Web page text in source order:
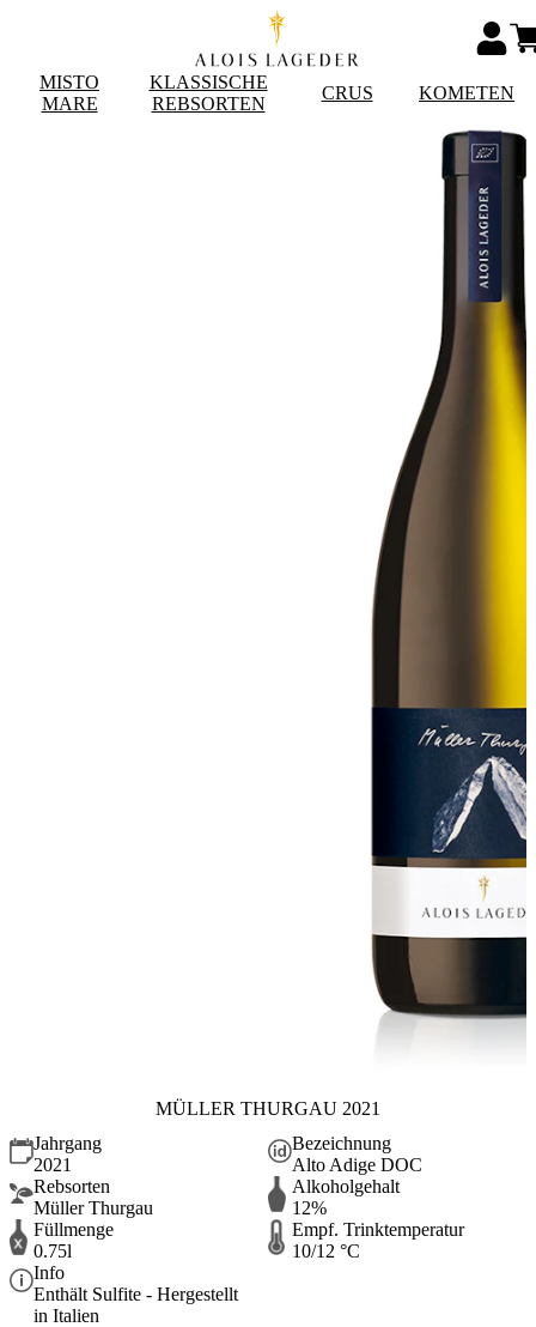
MISTO
MARE
KLASSISCHE
REBSORTEN
CRUS KOMETEN
MÜLLER THURGAU 2021
Jahrgang
2021
Bezeichnung
Alto Adige DOC
Rebsorten
Müller Thurgau
Alkoholgehalt
12%
Füllmenge
0.75l
Empf. Trinktemperatur
10/12 °C
Info
Enthält Sulfite - Hergestellt
in Italien